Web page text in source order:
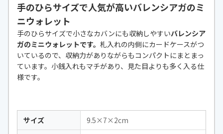
手のひらサイズで人気が高いバレンシアガのミ
ニウォレット
手のひらサイズで小さなカバンにも収納しやすいバレンシア
ガのミニウォレットです。 札入れの内側にカードケースがつ
いているので、収納力がありながらもコンパクトにまとまっ
ています。小銭入れもマチがあり、見た目よりも多く入る仕
様です。
サイズ
9.5×7×2cm